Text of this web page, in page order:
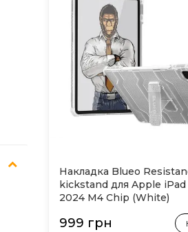
Накладка Blueo
kickstand для Apple iPad
2024 M4 Chip (White)
999 грн